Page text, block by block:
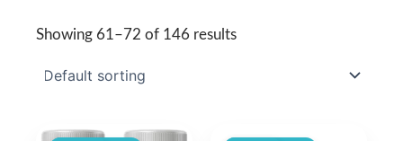
Showing 61–72 of 146 results